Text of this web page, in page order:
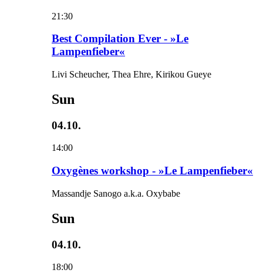
21:30
Best Compilation Ever - »Le
Lampenfieber«
Livi Scheucher, Thea Ehre, Kirikou Gueye
Sun
04.10.
14:00
Oxygènes workshop - »Le Lampenfieber«
Massandje Sanogo a.k.a. Oxybabe
Sun
04.10.
18:00